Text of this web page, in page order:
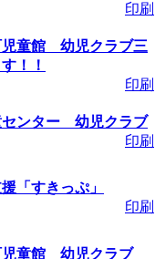
育て講
10～
！コ
ョン
受付期
印刷
児童館 幼児クラブ三
！！
印刷
センター 幼児クラブ
印刷
「すきっぷ」
印刷
児童館 幼児クラブ